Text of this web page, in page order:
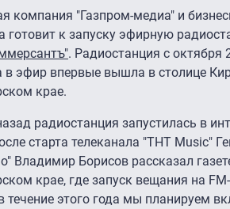
компания "Газпром-медиа" и
готовит к запуску эфирную
. Радиостанция с октября
в эфир впервые вышла в столице
крае.
радиостанция запустилась в
старта телеканала "ТНТ Music"
Владимир Борисов рассказал
крае, где запуск вещания на
течение этого года мы планируем